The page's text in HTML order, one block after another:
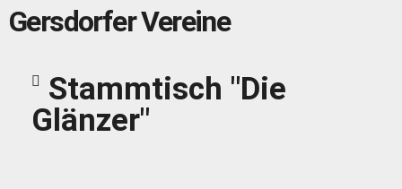
Gersdorfer Vereine
Stammtisch "Die
Glänzer"